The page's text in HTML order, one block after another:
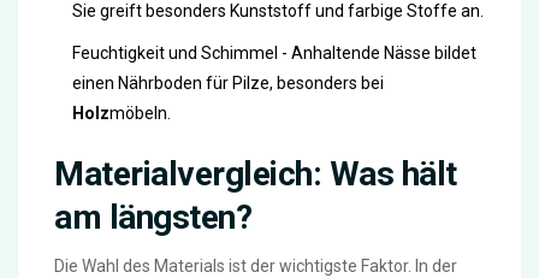
Sie greift besonders Kunststoff und farbige Stoffe an.
Feuchtigkeit und Schimmel - Anhaltende Nässe bildet
einen Nährboden für Pilze, besonders bei
Holzmöbeln.
Materialvergleich: Was hält
am längsten?
Die Wahl des Materials ist der wichtigste Faktor. In der